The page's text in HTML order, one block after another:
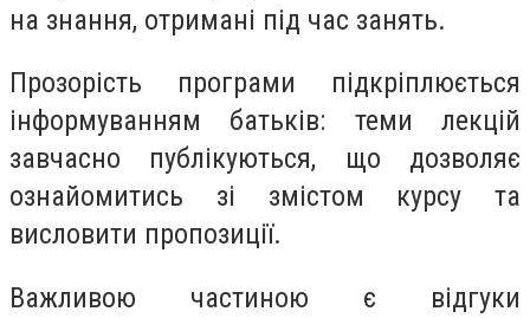
на знання, отримані під час занять.
Прозорість програми підкріплюється
інформуванням батьків: теми лекцій
завчасно публікуються, що дозволяє
ознайомитись зі змістом курсу та
висловити пропозиції.
Важливою частиною є відгуки